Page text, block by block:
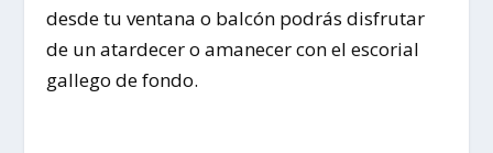
desde tu ventana o balcón podrás disfrutar
de un atardecer o amanecer con el escorial
gallego de fondo.